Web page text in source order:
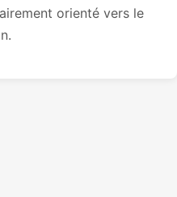
orienté vers le